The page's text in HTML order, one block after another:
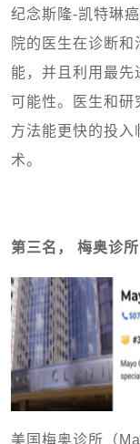
纪念斯隆-凯特琳
院的医生在诊断
能，并且利用最先
可能性。医生和
方法能更快的投入
术。
第三名， 梅奥诊
美国梅奥诊所（